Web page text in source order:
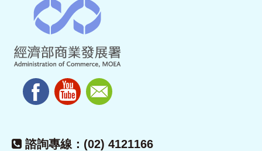
諮詢專線：(02) 4121166